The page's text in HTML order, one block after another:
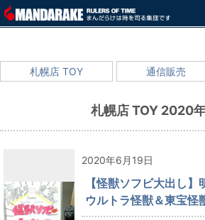
札幌店 TOY 通信販売
札幌店 TOY 2020
2020年6月19日
【怪獣ソフビ大出し
ウルトラ怪獣＆東宝怪